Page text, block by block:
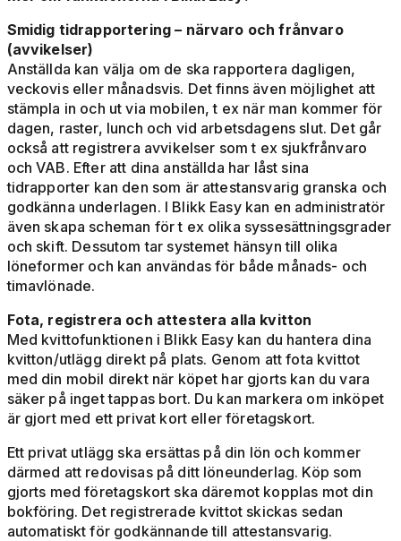
Smidig tidrapportering – närvaro och frånvaro
(avvikelser)
Anställda kan välja om de ska rapportera dagligen,
veckovis eller månadsvis. Det finns även möjlighet att
stämpla in och ut via mobilen, t ex när man kommer för
dagen, raster, lunch och vid arbetsdagens slut. Det går
också att registrera avvikelser som t ex sjukfrånvaro
och VAB. Efter att dina anställda har låst sina
tidrapporter kan den som är attestansvarig granska och
godkänna underlagen. I Blikk Easy kan en administratör
även skapa scheman för t ex olika syssesättningsgrader
och skift. Dessutom tar systemet hänsyn till olika
löneformer och kan användas för både månads- och
timavlönade.
Fota, registrera och attestera alla kvitton
Med kvittofunktionen i Blikk Easy kan du hantera dina
kvitton/utlägg direkt på plats. Genom att fota kvittot
med din mobil direkt när köpet har gjorts kan du vara
säker på inget tappas bort. Du kan markera om inköpet
är gjort med ett privat kort eller företagskort.
Ett privat utlägg ska ersättas på din lön och kommer
därmed att redovisas på ditt löneunderlag. Köp som
gjorts med företagskort ska däremot kopplas mot din
bokföring. Det registrerade kvittot skickas sedan
automatiskt för godkännande till attestansvarig.